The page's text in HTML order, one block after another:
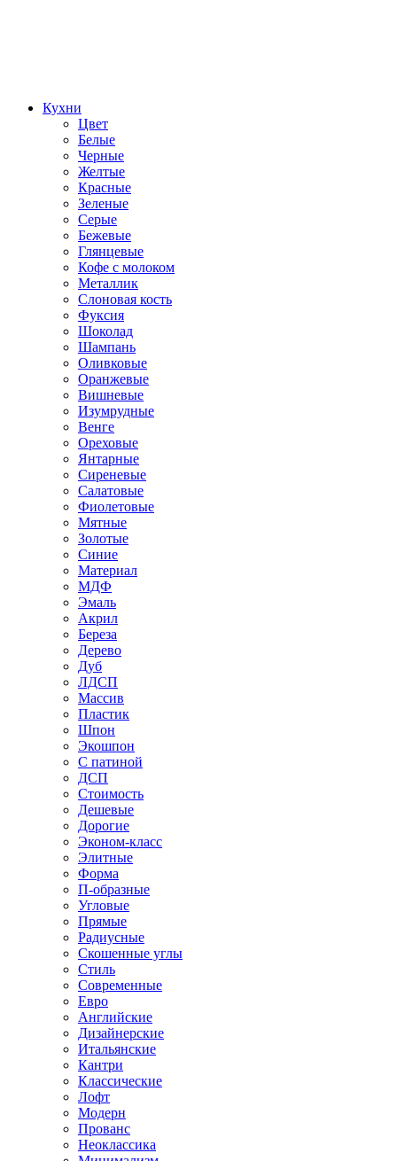
Кухни
Цвет
Белые
Черные
Желтые
Красные
Зеленые
Серые
Бежевые
Глянцевые
Кофе с молоком
Металлик
Слоновая кость
Фуксия
Шоколад
Шампань
Оливковые
Оранжевые
Вишневые
Изумрудные
Венге
Ореховые
Янтарные
Сиреневые
Салатовые
Фиолетовые
Мятные
Золотые
Синие
Материал
МДФ
Эмаль
Акрил
Береза
Дерево
Дуб
ЛДСП
Массив
Пластик
Шпон
Экошпон
С патиной
ДСП
Стоимость
Дешевые
Дорогие
Эконом-класс
Элитные
Форма
П-образные
Угловые
Прямые
Радиусные
Скошенные углы
Стиль
Современные
Евро
Английские
Дизайнерские
Итальянские
Кантри
Классические
Лофт
Модерн
Прованс
Неоклассика